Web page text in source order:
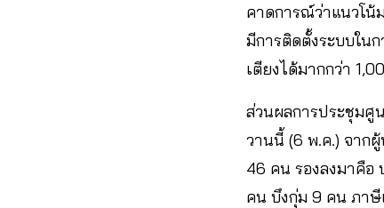
คาดการณ์ว่าแนวโน้
มีการติดตั้งระบบใน
เตียงได้มากกว่า
ส่วนผลการประชุมศู
วานนี้ (6 พ.ค.) จาก
46 คน รองลงมาคือ
คน บึงกุ่ม 9 คน ภา